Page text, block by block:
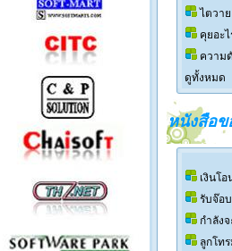
ไตวา
คุยอะ
ความ
ดูทั้งหมด
หนังสือข
เงินโ
รับจ๊อ
กำลังจ
ลูกโท